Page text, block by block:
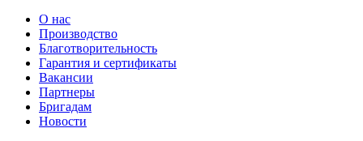
О нас
Производство
Благотворительность
Гарантия и сертификаты
Вакансии
Партнеры
Бригадам
Новости